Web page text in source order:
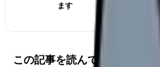
ます
この記事を読んでほしい人